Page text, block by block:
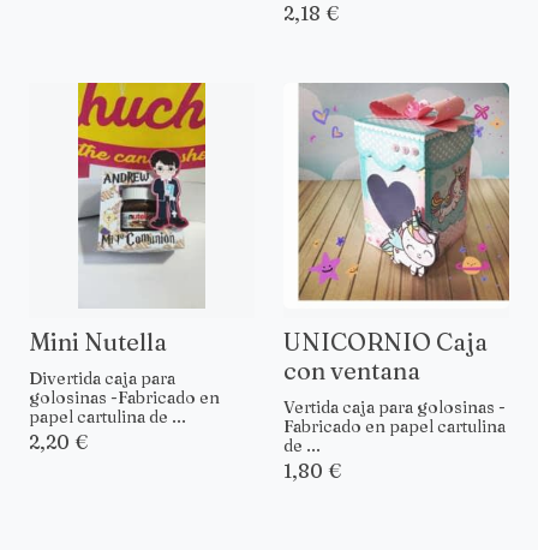
2,18 €
Mini Nutella
Divertida caja para
golosinas -Fabricado en
papel cartulina de ...
2,20 €
UNICORNIO Caja
con ventana
Vertida caja para golosinas -
Fabricado en papel cartulina
de ...
1,80 €